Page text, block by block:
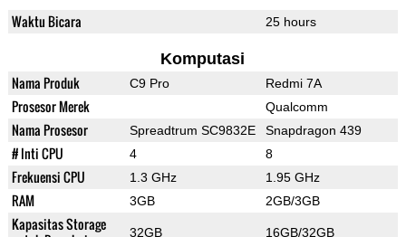
Waktu Bicara 25 hours
Komputasi
Nama Produk C9 Pro Redmi 7A
Prosesor Merek Qualcomm
Nama Prosesor Spreadtrum SC9832E Snapdragon 439
# Inti CPU 4 8
Frekuensi CPU 1.3 GHz 1.95 GHz
RAM 3GB 2GB/3GB
Kapasitas Storage
32GB 16GB/32GB